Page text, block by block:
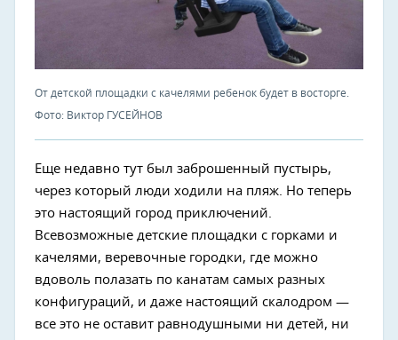
От детской площадки с качелями ребенок будет в восторге.
Фото: Виктор ГУСЕЙНОВ
Еще недавно тут был заброшенный пустырь,
через который люди ходили на пляж. Но теперь
это настоящий город приключений.
Всевозможные детские площадки с горками и
качелями, веревочные городки, где можно
вдоволь полазать по канатам самых разных
конфигураций, и даже настоящий скалодром —
все это не оставит равнодушными ни детей, ни